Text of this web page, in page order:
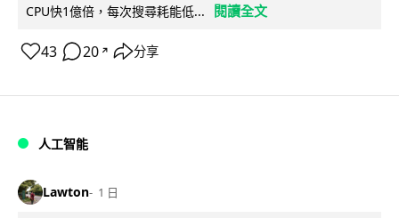
CPU快1億倍，每次搜尋耗能低...
閱讀全文
43 20 ↗ 分享
人工智能
Lawton 1 日